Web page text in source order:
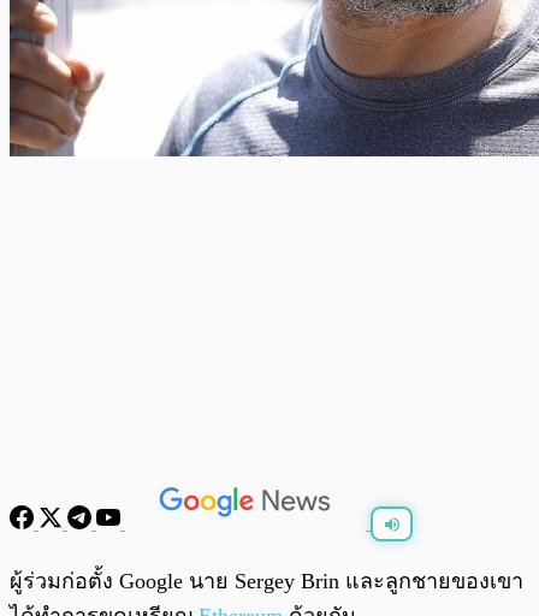
พร้อมเล่น
ผู้ร่วมก่อตั้ง Google นาย Sergey Brin และลูกชายของเขา